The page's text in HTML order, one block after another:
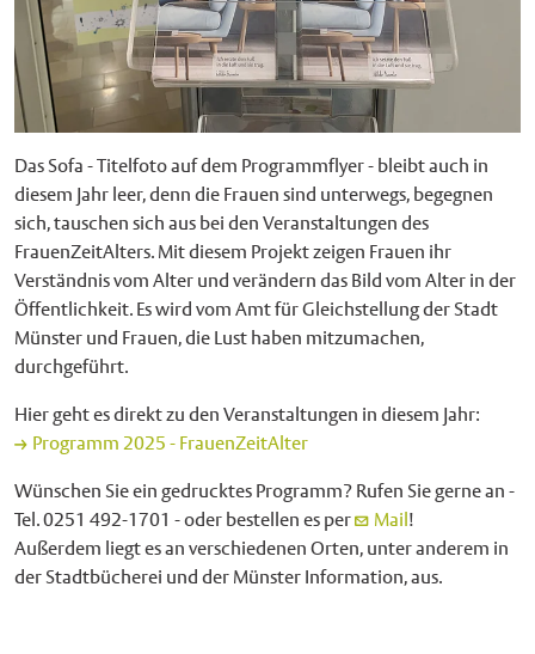
Das Sofa - Titelfoto auf dem Programmflyer - bleibt auch in
diesem Jahr leer, denn die Frauen sind unterwegs, begegnen
sich, tauschen sich aus bei den Veranstaltungen des
FrauenZeitAlters. Mit diesem Projekt zeigen Frauen ihr
Verständnis vom Alter und verändern das Bild vom Alter in der
Öffentlichkeit. Es wird vom Amt für Gleichstellung der Stadt
Münster und Frauen, die Lust haben mitzumachen,
durchgeführt.
Hier geht es direkt zu den Veranstaltungen in diesem Jahr:
Programm 2025 - FrauenZeitAlter
Wünschen Sie ein gedrucktes Programm? Rufen Sie gerne an -
Tel. 0251 492-1701 - oder bestellen es per
Mail!
Außerdem liegt es an verschiedenen Orten, unter anderem in
der Stadtbücherei und der Münster Information, aus.